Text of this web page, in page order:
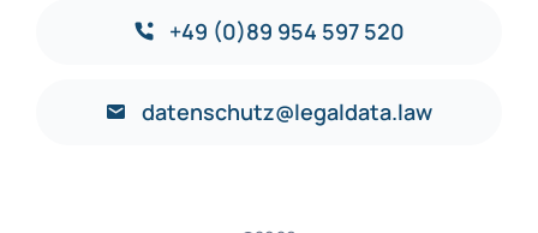
+49 (0)89 954 597 520
datenschutz@legaldata.law